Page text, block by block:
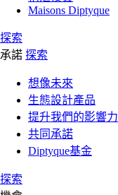
Maisons Diptyque
探索
承諾 探索
想像未來
生態設計產品
提升我們的影響力
共同承諾
Diptyque基金
探索